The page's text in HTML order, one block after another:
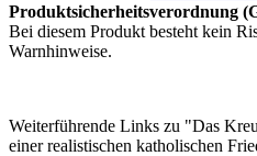
Produktsicherheitsverordnung
Bei diesem Produkt besteht kein
Warnhinweise.
Weiterführende Links zu "Das
einer realistischen katholischen